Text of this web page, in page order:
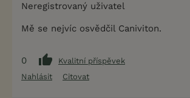
Neregistrovaný uživatel
Mě se nejvíc osvědčil Caniviton.
0
Kvalitní příspěvek
Nahlásit
Citovat